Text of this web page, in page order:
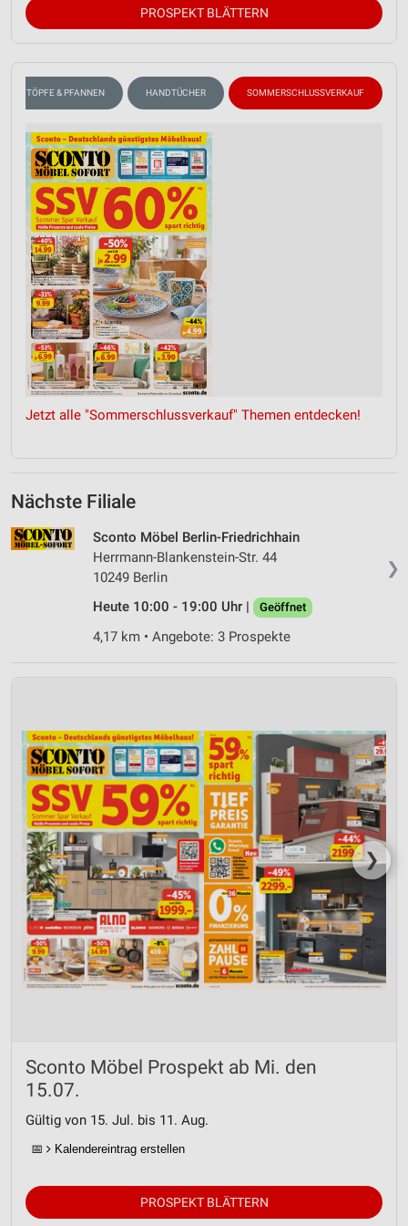
PROSPEKT BLÄTTERN
TÖPFE & PFANNEN HANDTÜCHER SOMMERSCHLUSSVERKAUF
Jetzt alle "Sommerschlussverkauf" Themen entdecken!
Nächste Filiale
❯
Sconto Möbel Berlin-Friedrichhain
Herrmann-Blankenstein-Str. 44
10249 Berlin
Heute 10:00 - 19:00 Uhr |
Geöffnet
4,17 km • Angebote: 3 Prospekte
❯
Sconto Möbel Prospekt ab Mi. den
15.07.
Gültig von 15. Jul. bis 11. Aug.
📅 Kalendereintrag erstellen
PROSPEKT BLÄTTERN